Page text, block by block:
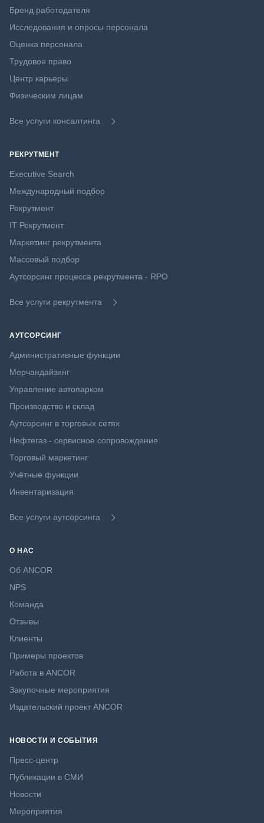
Бренд работодателя
Исследования и опросы персонала
Оценка персонала
Трудовое право
Центр карьеры
Физическим лицам
Все услуги консалтинга
РЕКРУТМЕНТ
Executive Search
Международный подбор
Рекрутмент
IT Рекрутмент
Маркетинг рекрутмента
Массовый подбор
Аутсорсинг процесса рекрутмента - RPO
Все услуги рекрутмента
АУТСОРСИНГ
Административные функции
Мерчандайзинг
Управление автопарком
Производство и склад
Аутсорсинг в торговых сетях
Нефтегаз - сервисное сопровождение
Торговый маркетинг
Учётные функции
Инвентаризация
Все услуги аутсорсинга
О НАС
Об ANCOR
NPS
Команда
Отзывы
Клиенты
Примеры проектов
Работа в ANCOR
Закупочные мероприятия
Издательский проект ANCOR
НОВОСТИ И СОБЫТИЯ
Пресс-центр
Публикации в СМИ
Новости
Мероприятия